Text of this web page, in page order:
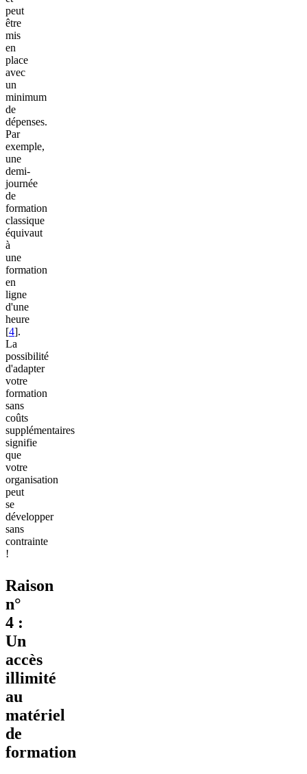
peut
être
mis
en
place
avec
un
minimum
de
dépenses.
Par
exemple,
une
demi-
journée
de
formation
classique
équivaut
à
une
formation
en
ligne
d'une
heure
[4].
La
possibilité
d'adapter
votre
formation
sans
coûts
supplémentaires
signifie
que
votre
organisation
peut
se
développer
sans
contrainte
!
Raison
n°
4 :
Un
accès
illimité
au
matériel
de
formation